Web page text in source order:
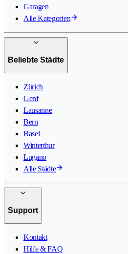
Garagen
Alle Kategorien
Beliebte Städte
Zürich
Genf
Lausanne
Bern
Basel
Winterthur
Lugano
Alle Städte
Support
Kontakt
Hilfe & FAQ